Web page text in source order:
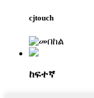
cjtouch
ከፍተኛ